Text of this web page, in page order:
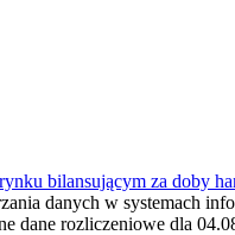
bilansującym za doby
danych w systemach
dane rozliczeniowe dla